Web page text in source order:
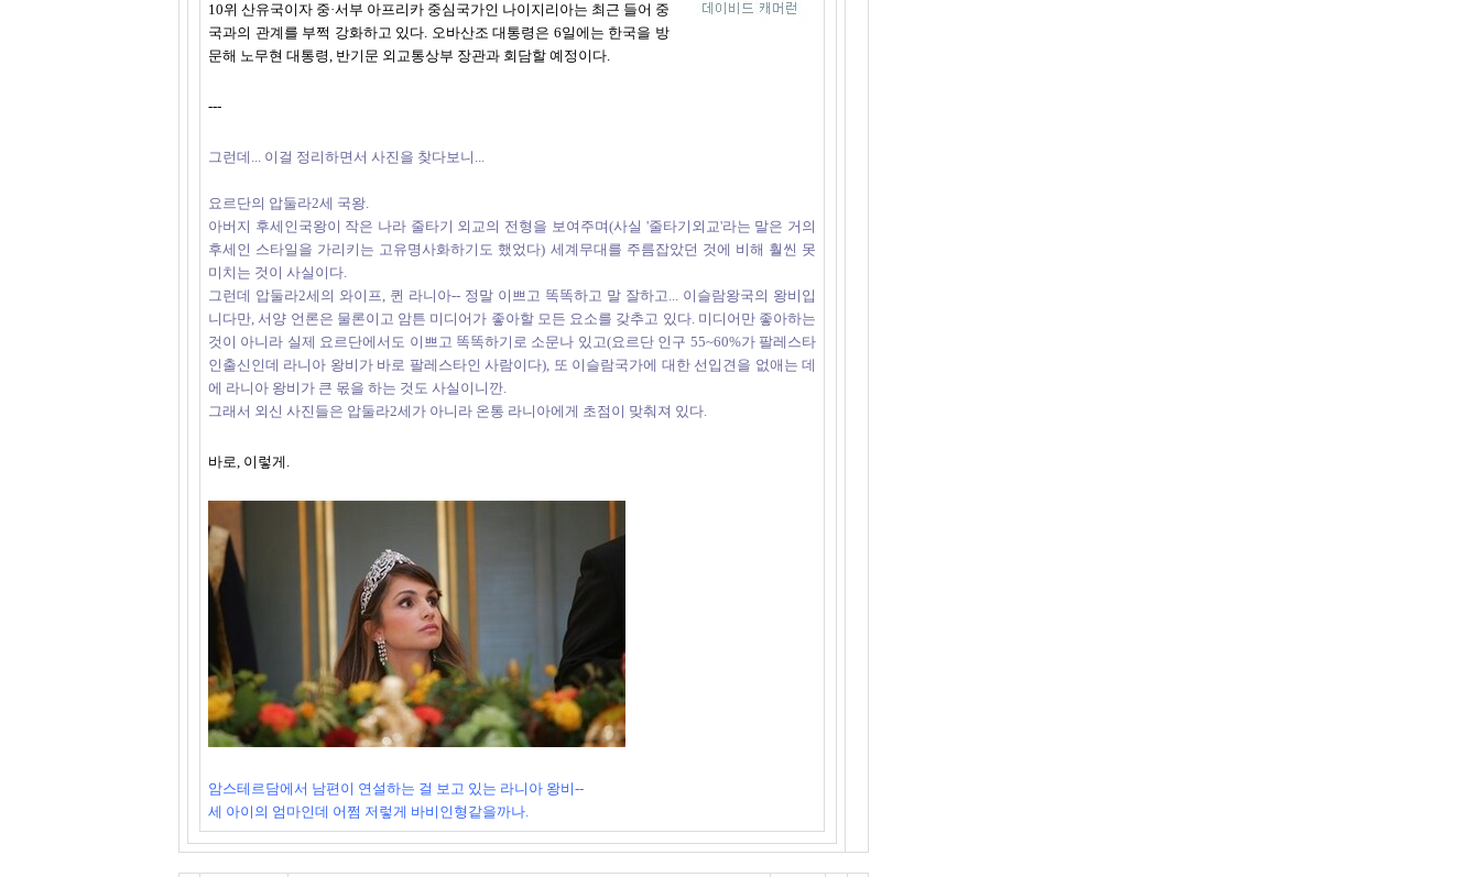
10위 산유국이자 중·서부 아프리카 중심국가인 나이지리아는 최근 들어 중
국과의 관계를 부쩍 강화하고 있다. 오바산조 대통령은 6일에는 한국을 방
문해 노무현 대통령, 반기문 외교통상부 장관과 회담할 예정이다.
---
그런데... 이걸 정리하면서 사진을 찾다보니...
요르단의 압둘라2세 국왕.
아버지 후세인국왕이 작은 나라 줄타기 외교의 전형을 보여주며(사실 '줄타기외교'라는 말은 거의
후세인 스타일을 가리키는 고유명사화하기도 했었다) 세계무대를 주름잡았던 것에 비해 훨씬 못
미치는 것이 사실이다.
그런데 압둘라2세의 와이프, 퀸 라니아-- 정말 이쁘고 똑똑하고 말 잘하고... 이슬람왕국의 왕비입
니다만, 서양 언론은 물론이고 암튼 미디어가 좋아할 모든 요소를 갖추고 있다. 미디어만 좋아하는
것이 아니라 실제 요르단에서도 이쁘고 똑똑하기로 소문나 있고(요르단 인구 55~60%가 팔레스타
인출신인데 라니아 왕비가 바로 팔레스타인 사람이다), 또 이슬람국가에 대한 선입견을 없애는 데
에 라니아 왕비가 큰 몫을 하는 것도 사실이니깐.
그래서 외신 사진들은 압둘라2세가 아니라 온통 라니아에게 초점이 맞춰져 있다.
바로, 이렇게.
암스테르담에서 남편이 연설하는 걸 보고 있는 라니아 왕비--
세 아이의 엄마인데 어쩜 저렇게 바비인형같을까나.